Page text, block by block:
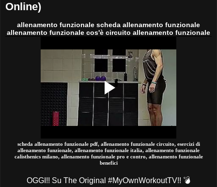
Online)
allenamento funzionale scheda allenamento funzionale
allenamento funzionale cos'è circuito allenamento funzionale
scheda allenamento funzionale pdf, allenamento funzionale circuito, esercizi di
allenamento funzionale, allenamento funzionale italia, allenamento funzionale
calisthenics milano, allenamento funzionale pro e contro, allenamento funzionale
benefici
OGGI!! Su The Original #MyOwnWorkoutTV!! 💣